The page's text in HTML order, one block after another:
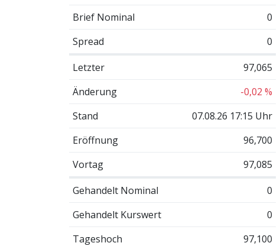
Brief Nominal
0
Spread
0
Letzter
97,065
Änderung
-0,02 %
Stand
07.08.26 17:15 Uhr
Eröffnung
96,700
Vortag
97,085
Gehandelt Nominal
0
Gehandelt Kurswert
0
Tageshoch
97,100